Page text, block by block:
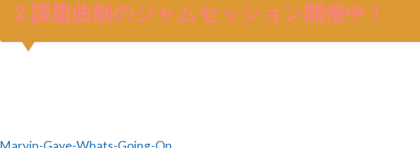
2.課題曲制のジャムセッション開催中！